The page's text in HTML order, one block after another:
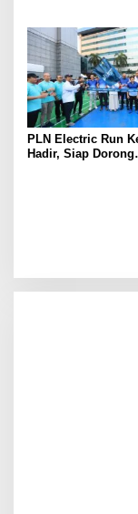
PLN Electric Run
Hadir, Siap Dorong